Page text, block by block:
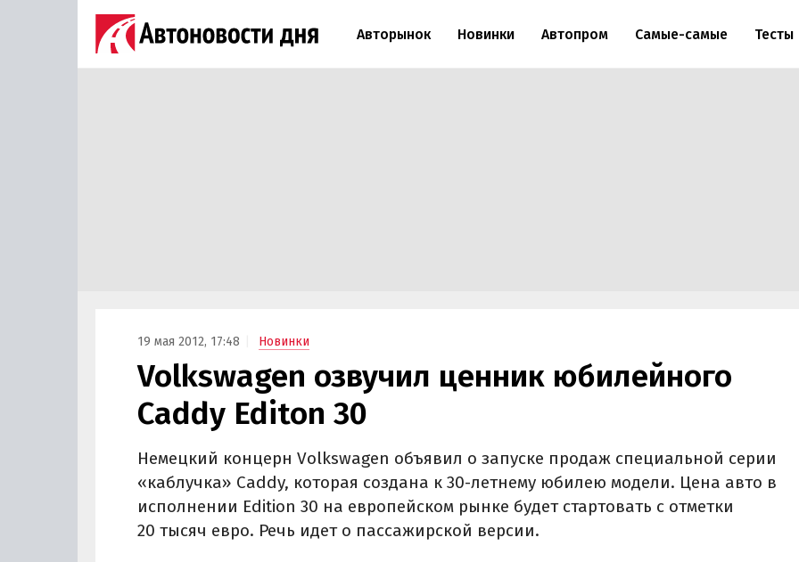
Авторынок Новинки Автопром Самые-самые Тесты
19 мая 2012, 17:48 Новинки
Volkswagen озвучил ценник юбилейного
Caddy Editon 30
Немецкий концерн Volkswagen объявил о запуске продаж специальной серии
«каблучка» Caddy, которая создана к 30-летнему юбилею модели. Цена авто в
исполнении Edition 30 на европейском рынке будет стартовать с отметки
20 тысяч евро. Речь идет о пассажирской версии.